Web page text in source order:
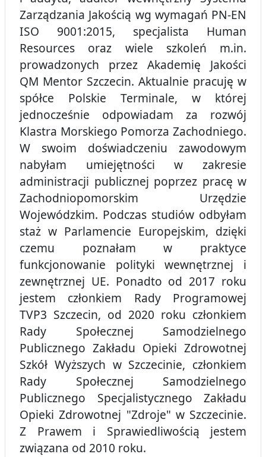
Zarządzania Jakością wg wymagań PN-EN
ISO 9001:2015, specjalista Human
Resources oraz wiele szkoleń m.in.
prowadzonych przez Akademię Jakości
QM Mentor Szczecin. Aktualnie pracuję w
spółce Polskie Terminale, w której
jednocześnie odpowiadam za rozwój
Klastra Morskiego Pomorza Zachodniego.
W swoim doświadczeniu zawodowym
nabyłam umiejętności w zakresie
administracji publicznej poprzez pracę w
Zachodniopomorskim Urzędzie
Wojewódzkim. Podczas studiów odbyłam
staż w Parlamencie Europejskim, dzięki
czemu poznałam w praktyce
funkcjonowanie polityki wewnętrznej i
zewnętrznej UE. Ponadto od 2017 roku
jestem członkiem Rady Programowej
TVP3 Szczecin, od 2020 roku członkiem
Rady Społecznej Samodzielnego
Publicznego Zakładu Opieki Zdrowotnej
Szkół Wyższych w Szczecinie, członkiem
Rady Społecznej Samodzielnego
Publicznego Specjalistycznego Zakładu
Opieki Zdrowotnej "Zdroje" w Szczecinie.
Z Prawem i Sprawiedliwością jestem
związana od 2010 roku.